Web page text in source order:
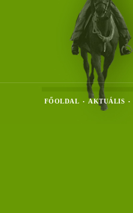
FŐOLDAL • AKTUÁLIS •